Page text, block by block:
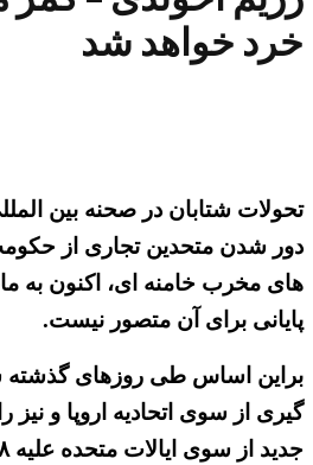
خرد خواهد شد
تحولات شتابان در صحنه بین
دور شدن متحدین تجاری از
های مخرب خامنه ای، اکنون به
پایانی برای آن متصور نیست.
براین اساس طی روزهای گذشته
گیری از سوی اتحادیه اروپا و نیز
جدید از سوی ایالات متحده علیه ۱۸ بانک رژیم بوده ایم.